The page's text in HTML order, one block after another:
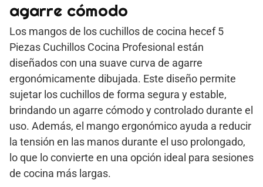
agarre cómodo
Los mangos de los cuchillos de cocina hecef 5
Piezas Cuchillos Cocina Profesional están
diseñados con una suave curva de agarre
ergonómicamente dibujada. Este diseño permite
sujetar los cuchillos de forma segura y estable,
brindando un agarre cómodo y controlado durante el
uso. Además, el mango ergonómico ayuda a reducir
la tensión en las manos durante el uso prolongado,
lo que lo convierte en una opción ideal para sesiones
de cocina más largas.